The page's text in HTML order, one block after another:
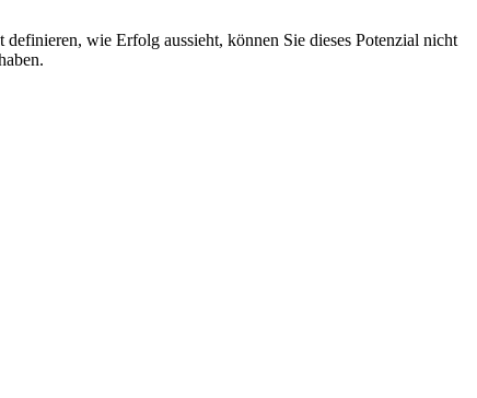
wie Erfolg aussieht, können Sie dieses Potenzial nicht